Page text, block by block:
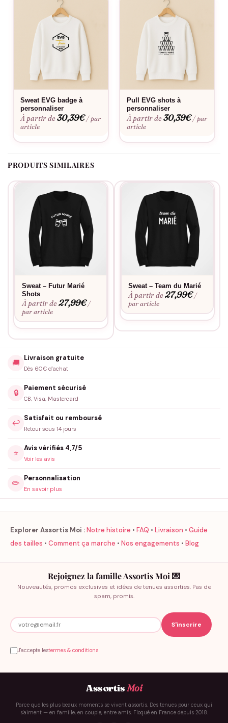
Comment se distingue ce modèle ?
Deux petits verres à shot illustrent le visuel : le clin d’œil festif
d’une soirée rythmée par les tournées.
Le flocage est-il fait en France ?
Fabriqué à la commande, floqué en France.
Sweat EVG badge à
personnaliser
À partir de30,39€ / par
article
Pull EVG shots à
personnaliser
À partir de30,39€ / par
article
PRODUITS SIMILAIRES
Sweat – Futur Marié
Shots
À partir de27,99€ /
par article
Sweat – Team du Marié
À partir de27,99€ /
par article
🚚
Livraison gratuite
Dès 60€ d'achat
🔒
Paiement sécurisé
CB, Visa, Mastercard
↩️
Satisfait ou remboursé
Retour sous 14 jours
⭐
Avis vérifiés 4,7/5
Voir les avis
✏️
Personnalisation
En savoir plus
Explorer Assortis Moi :Notre histoire • FAQ • Livraison • Guide
des tailles • Comment ça marche • Nos engagements • Blog
Rejoignez la famille Assortis Moi 💌
Nouveautés, promos exclusives et idées de tenues assorties. Pas de
spam, promis.
J'accepte lestermes & conditions
AssortisMoi
Parce que les plus beaux moments se vivent assortis. Des tenues pour ceux qui
s'aiment — en famille, en couple, entre amis. Floqué en France depuis 2018.